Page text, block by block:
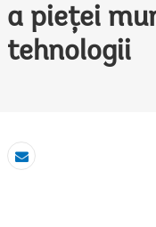
a pieţei
tehnologii
E-mail